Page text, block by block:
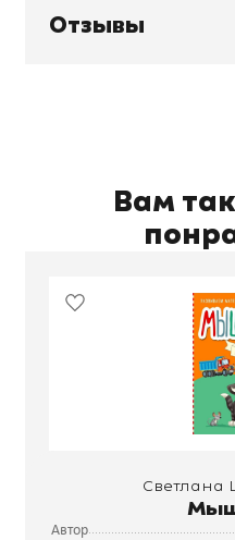
Отзывы
Вам
Светлана
Автор